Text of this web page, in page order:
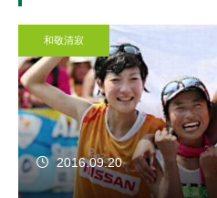
和敬清寂
2016.09.20